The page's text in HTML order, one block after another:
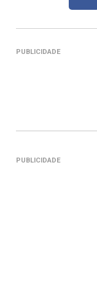
PUBLICIDADE
PUBLICIDADE